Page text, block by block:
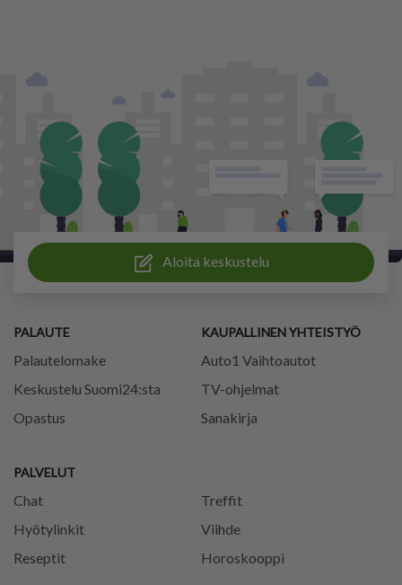
Aloita keskustelu
PALAUTE
Palautelomake
Keskustelu Suomi24:sta
Opastus
PALVELUT
Chat
Treffit
Hyötylinkit
Viihde
Reseptit
Horoskooppi
KAUPALLINEN YHTEISTYÖ
Auto1 Vaihtoautot
TV-ohjelmat
Sanakirja